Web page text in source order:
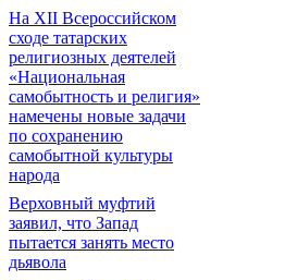
На XII Всероссийском
сходе татарских
религиозных деятелей
«Национальная
самобытность и религия»
намечены новые задачи
по сохранению
самобытной культуры
народа
Верховный муфтий
заявил, что Запад
пытается занять место
дьявола